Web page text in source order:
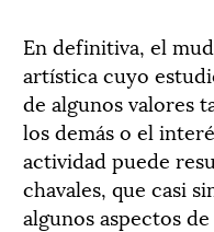
En definitiva, el
artística cuyo
de algunos valores
los demás o el
actividad puede
chavales, que casi
algunos aspectos